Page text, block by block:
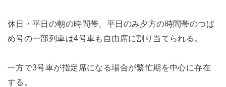
休日・平日の朝の時間帯、平日のみ夕方の時間帯のつば
め号の一部列車は4号車も自由席に割り当てられる。
一方で3号車が指定席になる場合が繁忙期を中心に存在
する。